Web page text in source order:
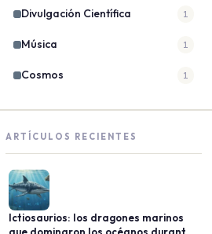
Divulgación Científica 1
Música 1
Cosmos 1
ARTÍCULOS RECIENTES
Ictiosaurios: los dragones marinos